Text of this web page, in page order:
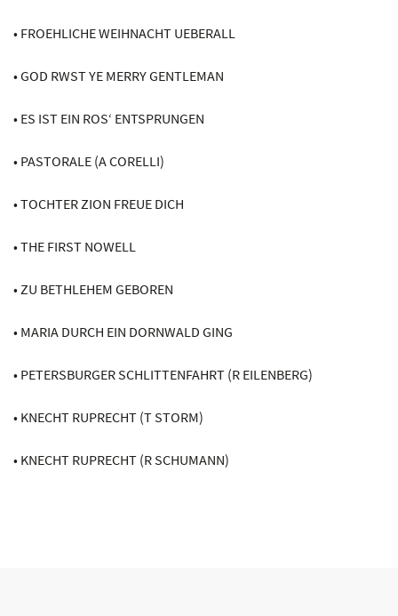
• FROEHLICHE WEIHNACHT UEBERALL
• GOD RWST YE MERRY GENTLEMAN
• ES IST EIN ROS‘ ENTSPRUNGEN
• PASTORALE (A CORELLI)
• TOCHTER ZION FREUE DICH
• THE FIRST NOWELL
• ZU BETHLEHEM GEBOREN
• MARIA DURCH EIN DORNWALD GING
• PETERSBURGER SCHLITTENFAHRT (R EILENBERG)
• KNECHT RUPRECHT (T STORM)
• KNECHT RUPRECHT (R SCHUMANN)